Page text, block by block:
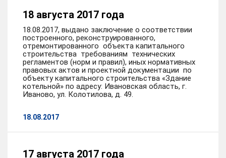
18 августа 2017 года
18.08.2017, выдано заключение о соответствии
построенного, реконструированного,
отремонтированного объекта капитального
строительства требованиям технических
регламентов (норм и правил), иных нормативных
правовых актов и проектной документации по
объекту капитального строительства «Здание
котельной» по адресу: Ивановская область, г.
Иваново, ул. Колотилова, д. 49.
18.08.2017
17 августа 2017 года